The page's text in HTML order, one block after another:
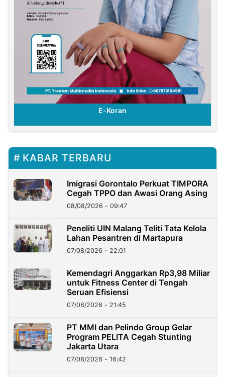
E-Koran
KABAR TERBARU
Imigrasi Gorontalo Perkuat TIMPORA
Cegah TPPO dan Awasi Orang Asing
08/08/2026 - 09:47
Peneliti UIN Malang Teliti Tata Kelola
Lahan Pesantren di Martapura
07/08/2026 - 22:01
Kemendagri Anggarkan Rp3,98 Miliar
untuk Fitness Center di Tengah
Seruan Efisiensi
07/08/2026 - 21:45
PT MMI dan Pelindo Group Gelar
Program PELITA Cegah Stunting
Jakarta Utara
07/08/2026 - 16:42